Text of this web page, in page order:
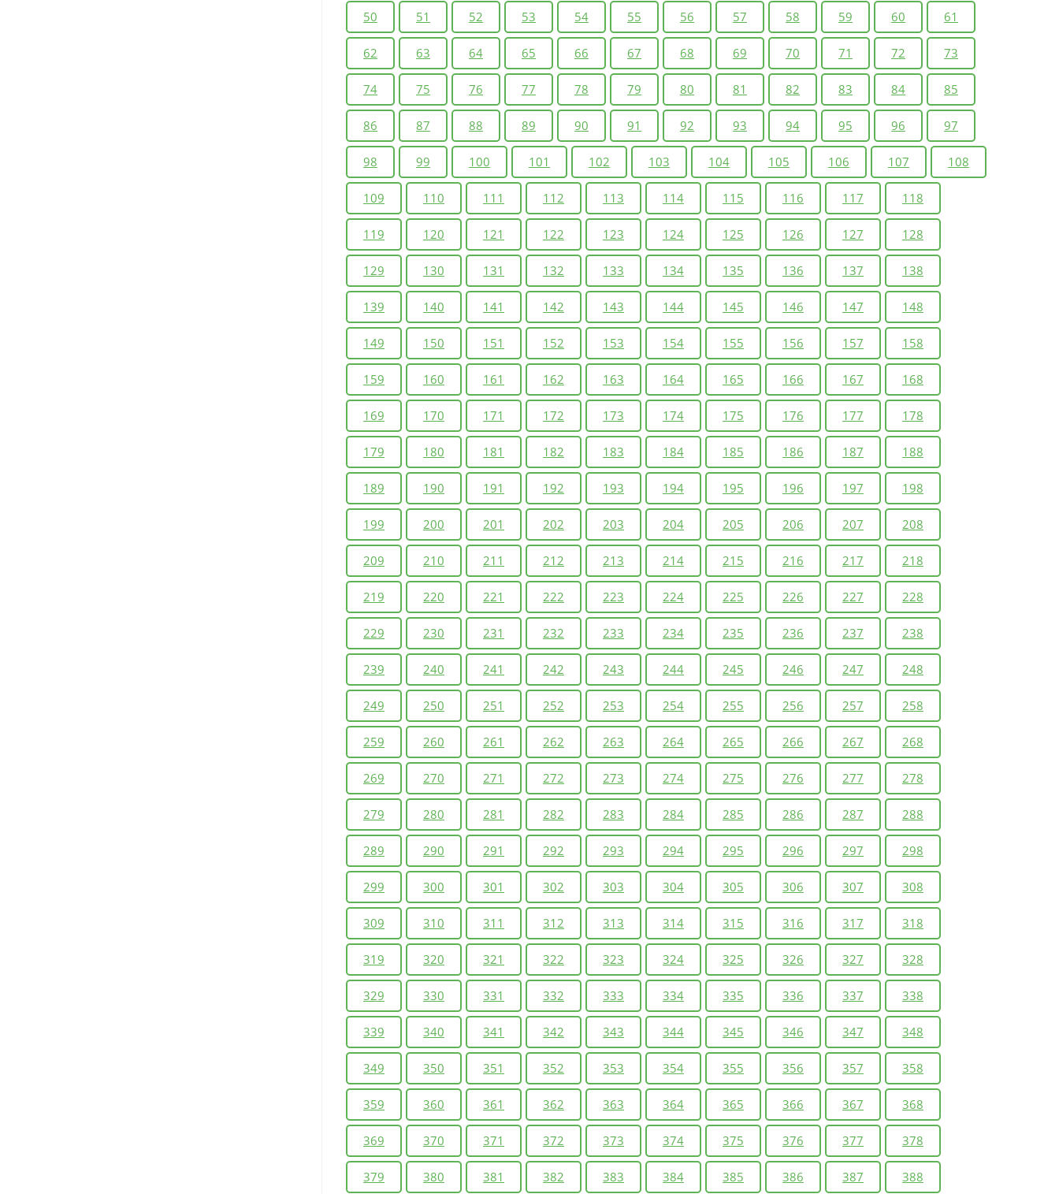
50 51 52 53 54 55 56 57 58 59 60 61
62 63 64 65 66 67 68 69 70 71 72 73
74 75 76 77 78 79 80 81 82 83 84 85
86 87 88 89 90 91 92 93 94 95 96 97
98 99 100 101 102 103 104 105 106 107 108
109 110 111 112 113 114 115 116 117 118
119 120 121 122 123 124 125 126 127 128
129 130 131 132 133 134 135 136 137 138
139 140 141 142 143 144 145 146 147 148
149 150 151 152 153 154 155 156 157 158
159 160 161 162 163 164 165 166 167 168
169 170 171 172 173 174 175 176 177 178
179 180 181 182 183 184 185 186 187 188
189 190 191 192 193 194 195 196 197 198
199 200 201 202 203 204 205 206 207 208
209 210 211 212 213 214 215 216 217 218
219 220 221 222 223 224 225 226 227 228
229 230 231 232 233 234 235 236 237 238
239 240 241 242 243 244 245 246 247 248
249 250 251 252 253 254 255 256 257 258
259 260 261 262 263 264 265 266 267 268
269 270 271 272 273 274 275 276 277 278
279 280 281 282 283 284 285 286 287 288
289 290 291 292 293 294 295 296 297 298
299 300 301 302 303 304 305 306 307 308
309 310 311 312 313 314 315 316 317 318
319 320 321 322 323 324 325 326 327 328
329 330 331 332 333 334 335 336 337 338
339 340 341 342 343 344 345 346 347 348
349 350 351 352 353 354 355 356 357 358
359 360 361 362 363 364 365 366 367 368
369 370 371 372 373 374 375 376 377 378
379 380 381 382 383 384 385 386 387 388